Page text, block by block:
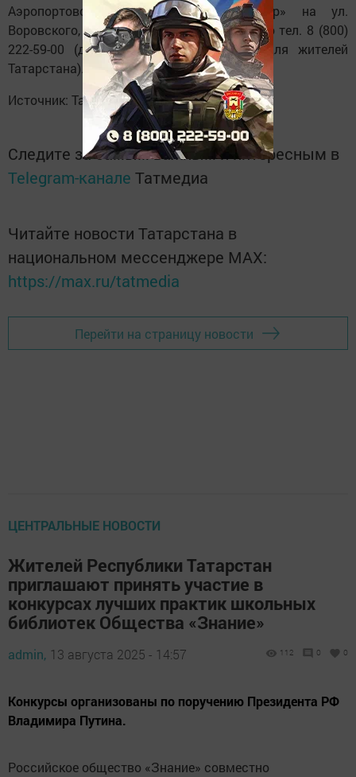
Аэропортовская, 1 или центр «Батыр» на ул.
Воровского, 25), в любой военкомат или по тел. 8 (800)
222-59-00 (для других регионов), 117 (для жителей
Татарстана). Дедлайн – конец августа.
Источник: Татар-информ
Следите за самым важным и интересным в
Telegram-канале Татмедиа
Читайте новости Татарстана в
национальном мессенджере MАХ:
https://max.ru/tatmedia
Перейти на страницу новости
ЦЕНТРАЛЬНЫЕ НОВОСТИ
Жителей Республики Татарстан
приглашают принять участие в
конкурсах лучших практик школьных
библиотек Общества «Знание»
admin, 13 августа 2025 - 14:57 112 0 0
Конкурсы организованы по поручению Президента РФ
Владимира Путина.
Российское общество «Знание» совместно